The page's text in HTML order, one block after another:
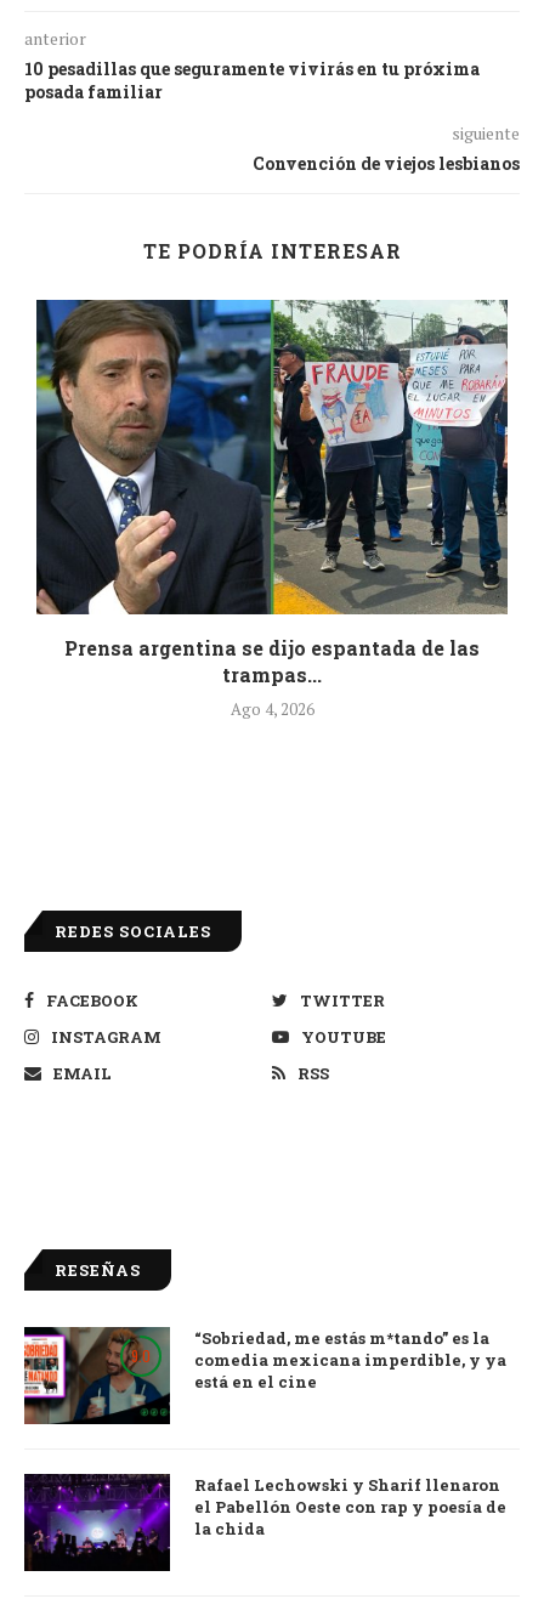
anterior
10 pesadillas que seguramente vivirás en tu próxima
posada familiar
siguiente
Convención de viejos lesbianos
TE PODRÍA INTERESAR
Prensa argentina se dijo espantada de las
trampas...
Ago 4, 2026
REDES SOCIALES
FACEBOOK
TWITTER
INSTAGRAM
YOUTUBE
EMAIL
RSS
RESEÑAS
9.0
“Sobriedad, me estás m*tando” es la
comedia mexicana imperdible, y ya
está en el cine
Rafael Lechowski y Sharif llenaron
el Pabellón Oeste con rap y poesía de
la chida